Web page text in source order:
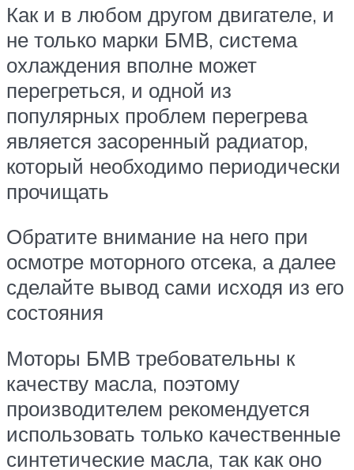
Как и в любом другом двигателе, и
не только марки БМВ, система
охлаждения вполне может
перегреться, и одной из
популярных проблем перегрева
является засоренный радиатор,
который необходимо периодически
прочищать
Обратите внимание на него при
осмотре моторного отсека, а далее
сделайте вывод сами исходя из его
состояния
Моторы БМВ требовательны к
качеству масла, поэтому
производителем рекомендуется
использовать только качественные
синтетические масла, так как оно